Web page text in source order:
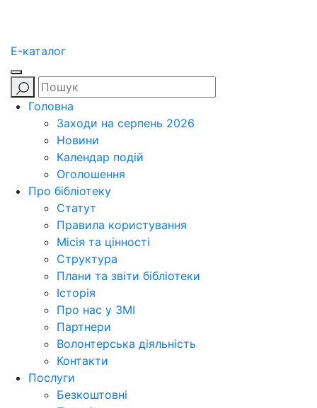
E-каталог
Головна
Заходи на серпень 2026
Новини
Календар подій
Оголошення
Про бібліотеку
Статут
Правила користування
Місія та цінності
Структура
Плани та звіти бібліотеки
Історія
Про нас у ЗМІ
Партнери
Волонтерська діяльність
Контакти
Послуги
Безкоштовні